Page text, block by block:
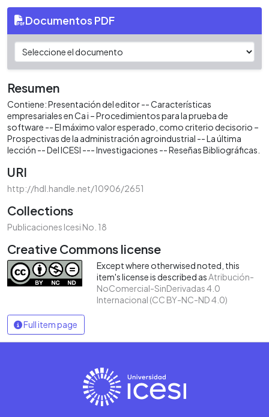
Documentos PDF
Resumen
Contiene: Presentación del editor -- Características
empresariales en Ca i – Procedimientos para la prueba de
software -- El máximo valor esperado, como criterio decisorio –
Prospectivas de la administración agroindustrial -- La última
lección -- Del ICESI --- Investigaciones -- Reseñas Bibliográficas.
URI
http://hdl.handle.net/10906/2651
Collections
Publicaciones Icesi No. 18
Creative Commons license
Except where otherwised noted, this
item's license is described asAtribución-
NoComercial-SinDerivadas 4.0
Internacional (CC BY-NC-ND 4.0)
Full item page